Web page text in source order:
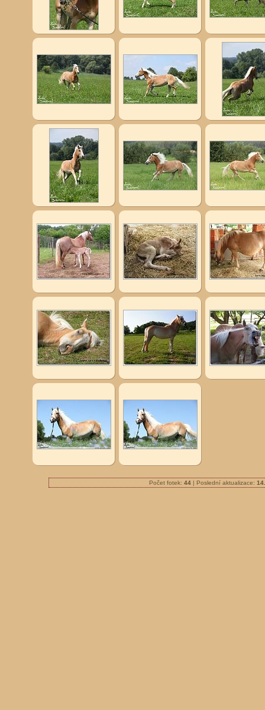
Počet fotek: 44| Poslední aktualizace: